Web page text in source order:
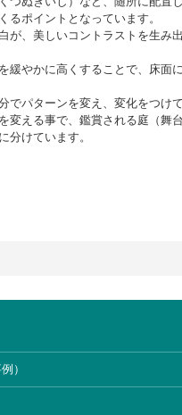
るポイントとなっています。
が、美しいコントラストを生み
緩やかに高くすることで、床面
でパターンを変え、変化をつけて
変える事で、鑑賞される庭（舞
分けています。
）